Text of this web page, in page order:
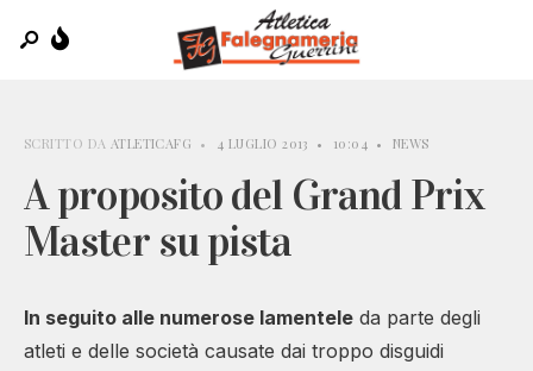
SCRITTO DA ATLETICAFG • 4 LUGLIO 2013 • 10:04 • NEWS
A proposito del Grand Prix
Master su pista
In seguito alle numerose lamentele da parte degli
atleti e delle società causate dai troppo disguidi